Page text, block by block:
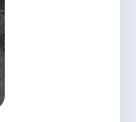
à 12h et